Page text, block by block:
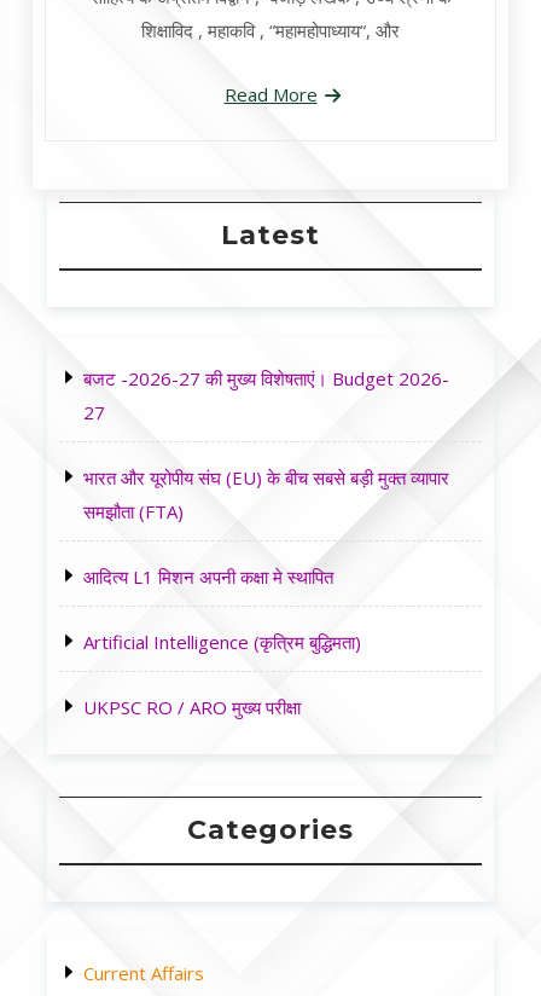
शिक्षाविद , महाकवि , “महामहोपाध्याय“, और
Read More
Latest
बजट -2026-27 की मुख्य विशेषताएं। Budget 2026-
27
भारत और यूरोपीय संघ (EU) के बीच सबसे बड़ी मुक्त व्यापार
समझौता (FTA)
आदित्य L1 मिशन अपनी कक्षा मे स्थापित
Artificial Intelligence (कृत्रिम बुद्धिमता)
UKPSC RO / ARO मुख्य परीक्षा
Categories
Current Affairs